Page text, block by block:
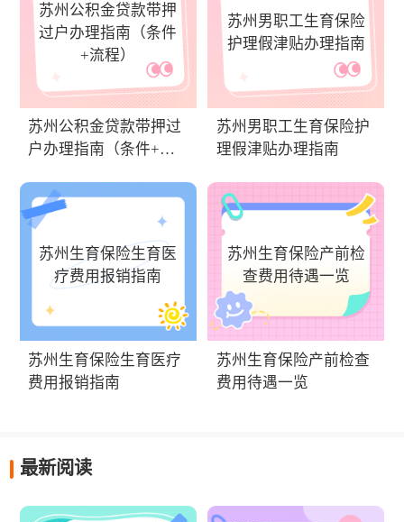
苏州公积金贷款带押
过户办理指南（条件
+流程）
苏州公积金贷款带押过
户办理指南（条件+流
苏州生育保险生育医
疗费用报销指南
苏州生育保险生育医疗
费用报销指南
苏州男职工生育保险
护理假津贴办理指南
苏州男职工生育保险护
理假津贴办理指南
苏州生育保险产前检
查费用待遇一览
苏州生育保险产前检查
费用待遇一览
最新阅读